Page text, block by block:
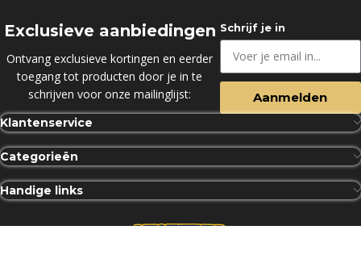
Exclusieve aanbiedingen
Ontvang exclusieve kortingen en eerder
toegang tot producten door je in te
schrijven voor onze mailinglijst:
Schrijf je in
Aanmelden
Klantenservice
Categorieën
Handige links